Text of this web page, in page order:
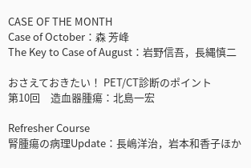
CASE OF THE MONTH
Case of October：森 芳峰
The Key to Case of August：岩野信吾，長縄慎二
おさえておきたい！ PET/CT診断のポイント
第10回 造血器腫瘍：北島一宏
Refresher Course
腎腫瘍の病理Update：長嶋洋治，岩本和香子ほか